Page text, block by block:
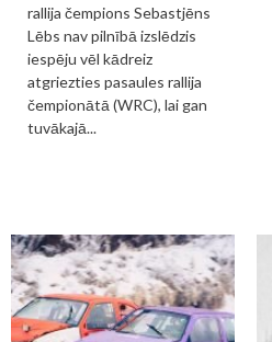
rallija čempions Sebastjēns
Lēbs nav pilnībā izslēdzis
iespēju vēl kādreiz
atgriezties pasaules rallija
čempionātā (WRC), lai gan
tuvākajā...